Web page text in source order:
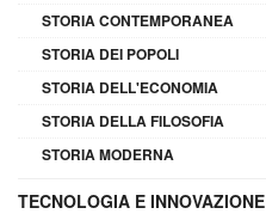
STORIA CONTEMPORANEA
STORIA DEI POPOLI
STORIA DELL'ECONOMIA
STORIA DELLA FILOSOFIA
STORIA MODERNA
TECNOLOGIA E INNOVAZIONE